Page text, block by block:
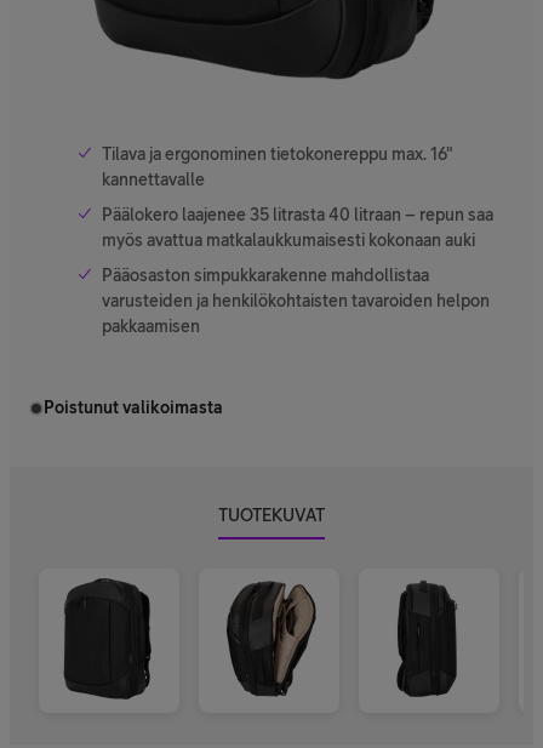
Tilava ja ergonominen tietokonereppu max. 16"
kannettavalle
Päälokero laajenee 35 litrasta 40 litraan – repun saa
myös avattua matkalaukkumaisesti kokonaan auki
Pääosaston simpukkarakenne mahdollistaa
varusteiden ja henkilökohtaisten tavaroiden helpon
pakkaamisen
Poistunut valikoimasta
TUOTEKUVAT